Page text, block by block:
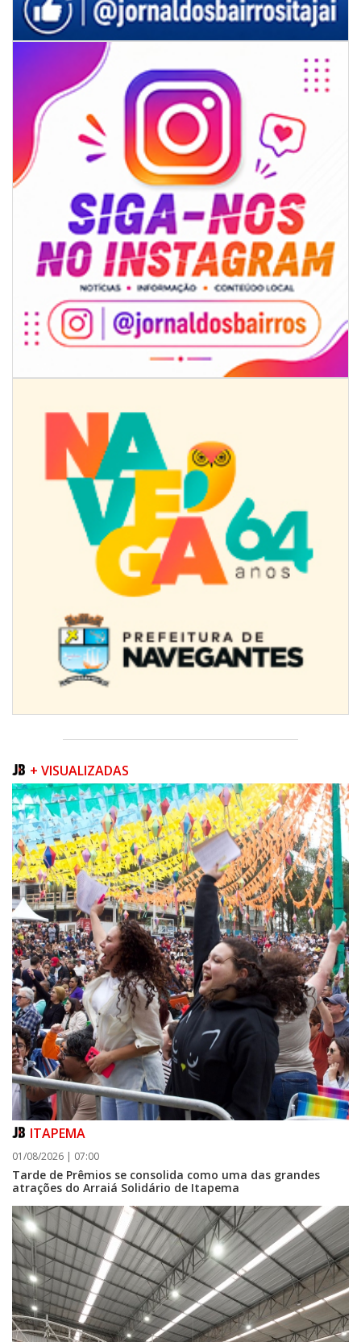
Ambiental reforça descarte sustentável com envio de 330 quilos de
pilhas à logística reversa
07/08/2026 | 07:00
Jordan Hang leva estratégias de marketing e vendas ao InspiraBQ, em
ITAPEMA
07/08/2026 | 07:00
Prefeitura de Itapema segue com credenciamento aberto para artistas e
produtores culturais
ITAPEMA
07/08/2026 | 07:00
Itapema se destaca no IDEB e conquista melhor resultado da região
+ VISUALIZADAS
ITAPEMA
01/08/2026 | 07:00
Tarde de Prêmios se consolida como uma das grandes
atrações do Arraiá Solidário de Itapema